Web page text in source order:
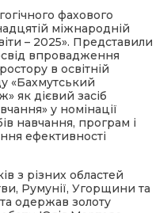
фахового
міжнародній
– 2025». Представили
впровадження
в освітній
«Бахмутський
як дієвий засіб
у номінації
навчання, програм і
ефективності
з різних областей
Румунії, Угорщини та
одержав золоту